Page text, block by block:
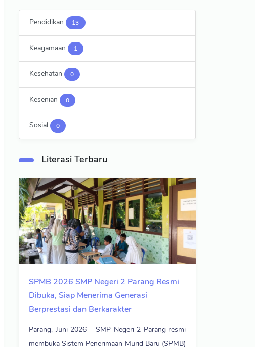
Pendidikan 13
Keagamaan 1
Kesehatan 0
Kesenian 0
Sosial 0
Literasi Terbaru
SPMB 2026 SMP Negeri 2 Parang Resmi
Dibuka, Siap Menerima Generasi
Berprestasi dan Berkarakter
Parang, Juni 2026 – SMP Negeri 2 Parang resmi
membuka Sistem Penerimaan Murid Baru (SPMB)